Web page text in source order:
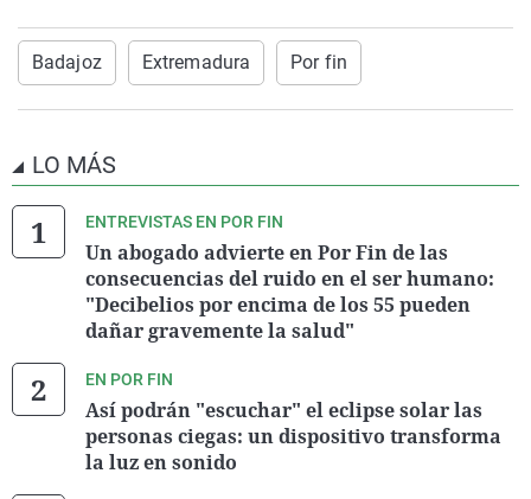
Badajoz Extremadura Por fin
LO MÁS
ENTREVISTAS EN POR FIN
Un abogado advierte en Por Fin de las
consecuencias del ruido en el ser humano:
"Decibelios por encima de los 55 pueden
dañar gravemente la salud"
EN POR FIN
Así podrán "escuchar" el eclipse solar las
personas ciegas: un dispositivo transforma
la luz en sonido